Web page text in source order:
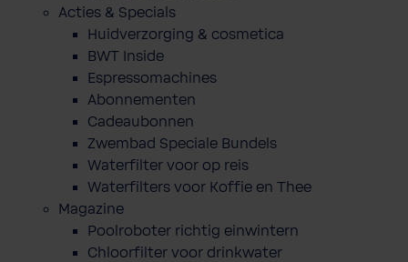
Acties & Specials
Huidverzorging & cosmetica
BWT Inside
Espressomachines
Abonnementen
Cadeaubonnen
Zwembad Speciale Bundels
Waterfilter voor op reis
Waterfilters voor Koffie en Thee
Magazine
Poolroboter richtig einwintern
Chloorfilter voor drinkwater